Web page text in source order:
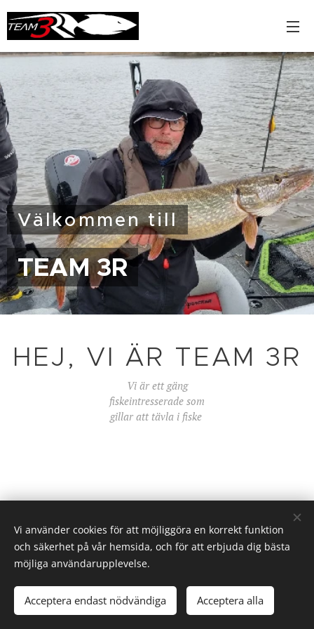
Välkommen till
TEAM 3R
HEJ, VI ÄR TEAM 3R
Vi är ett gäng
fiskeintresserade som
gillar att tävla i fiske
© 2024 Team 3R, 171 71 Solna
Cookies
Vi använder cookies för att möjliggöra en korrekt funktion
och säkerhet på vår hemsida, och för att erbjuda dig bästa
möjliga användarupplevelse.
Acceptera endast nödvändiga Acceptera alla